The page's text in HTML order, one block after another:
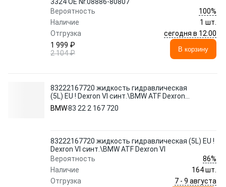
Вероятность
100%
Наличие
1 шт.
Отгрузка
сегодня в 12:00
1 999 ₽
2 104 ₽
В корзину
83222167720 жидкость гидравлическая
(5L) EU ! Dexron VI синт.\BMW ATF Dexron
VI
BMW83 22 2 167 720
83222167720 жидкость гидравлическая (5L) EU !
Dexron VI синт.\BMW ATF Dexron VI
Вероятность
86%
Наличие
164 шт.
Отгрузка
7 - 9 августа